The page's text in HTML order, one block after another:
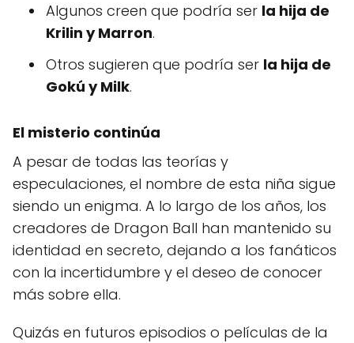
Algunos creen que podría ser la hija de
Krilin y Marron.
Otros sugieren que podría ser la hija de
Gokú y Milk.
El misterio continúa
A pesar de todas las teorías y
especulaciones, el nombre de esta niña sigue
siendo un enigma. A lo largo de los años, los
creadores de Dragon Ball han mantenido su
identidad en secreto, dejando a los fanáticos
con la incertidumbre y el deseo de conocer
más sobre ella.
Quizás en futuros episodios o películas de la